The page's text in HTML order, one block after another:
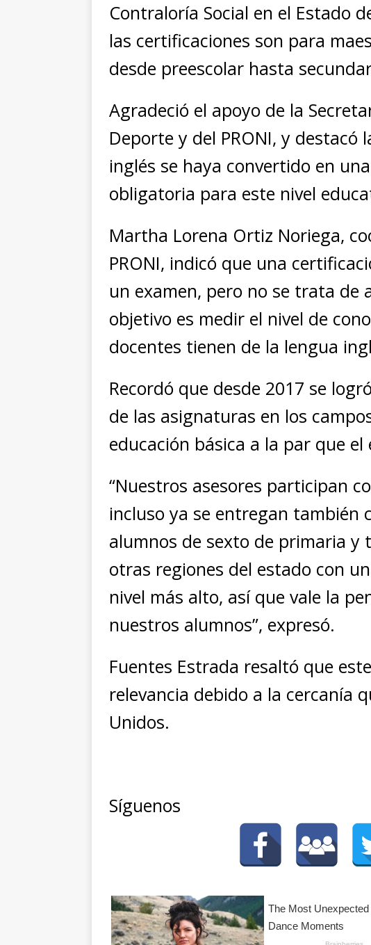
Contraloría Social en el Estado
las certificaciones son para
desde preescolar hasta
Agradeció el apoyo de la
Deporte y del PRONI, y destacó
inglés se haya convertido en
obligatoria para este nivel
Martha Lorena Ortiz Noriega,
PRONI, indicó que una
un examen, pero no se trata de
objetivo es medir el nivel de
docentes tienen de la lengua
Recordó que desde 2017 se
de las asignaturas en los
educación básica a la par que el
“Nuestros asesores participan
incluso ya se entregan también
alumnos de sexto de primaria y
otras regiones del estado con
nivel más alto, así que vale la
nuestros alumnos”, expresó.
Fuentes Estrada resaltó que
relevancia debido a la cercanía
Unidos.
Síguenos